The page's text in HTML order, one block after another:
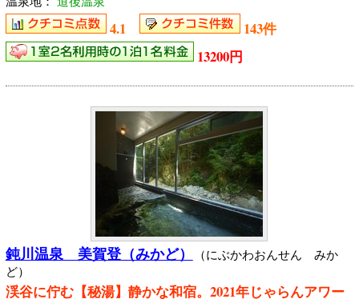
4.1
143件
13200円
鈍川温泉 美賀登（みかど）
（にぶかわおんせん みか
ど）
渓谷に佇む【秘湯】静かな和宿。2021年じゃらんアワー